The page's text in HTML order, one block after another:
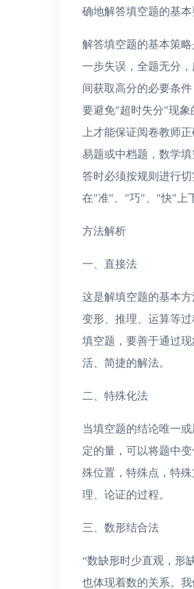
确地解答填空题的基本
解答填空题的基本策
一步失误，全题无分
间获取高分的必要条
要避免"超时失分"现象
上才能保证阅卷教师
易题或中档题，数学
答时必须按规则进行
在"准"、"巧"、"快"上
方法解析
一、直接法
这是解填空题的基本
变形、推理、运算等
填空题，要善于通过
活、简捷的解法。
二、特殊化法
当填空题的结论唯一
定的量，可以将题中
殊位置，特殊点，特
理、论证的过程。
三、数形结合法
“数缺形时少直观，形
也体现着数的关系。